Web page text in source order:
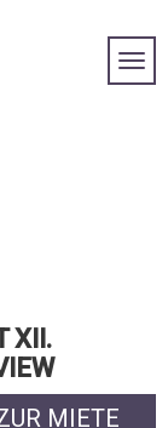
XII.
MIETE